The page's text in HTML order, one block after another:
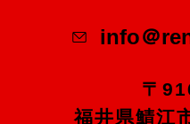
info＠
〒
福井県鯖江